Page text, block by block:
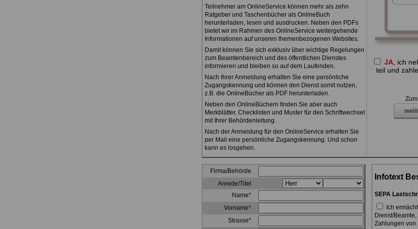
Teilnehmer am OnlineService können mehr als zehn
Ratgeber und Taschenbücher als OnlineBuch
herunterladen, lesen und ausdrucken. Neben den PDFs
bietet wir im Rahmen des OnlineService weitergehende
Informationen auf unseren themenbezogenen Websites.
Damit können Sie sich exklusiv über wichtige Regelungen
zum Beamtenbereich und des öffentlichen Dienstes
informieren und bleiben so auf dem Laufenden.
Nach Ihrer Anmeldung erhalten Sie eine persönliche
Zugangskennung und können den Dienst somit nutzen,
z.B. die OnlineBücher als PDF herunterladen.
Neben den OnlineBüchern finden Sie aber auch
Merkblätter, Checklisten und Muster für den Schriftwechsel
mit Ihrer Behördenleitung.
Nach der Anmeldung für den OnlineService erhalten Sie
per Mail eine persönliche Zugangskennung. Und schon
kann es losgehen.
JA, ich
teil und
Firma/Behörde
Anrede/Titel
Name*
Vorname*
Strasse*
Infotext
SEPA
Ich
Dienst/
Zahlungen von